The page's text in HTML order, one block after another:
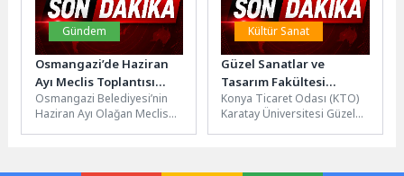
Gündem
Osmangazi’de Haziran
Ayı Meclis Toplantısı
Gerçekleşti
Osmangazi Belediyesi’nin
Haziran Ayı Olağan Meclis
Kültür Sanat
Güzel Sanatlar ve
Tasarım Fakültesi
Öğrencilerinin Projeleri,
Mezuniyet Sergisinde
Ziyaretçilerle Buluştu
Konya Ticaret Odası (KTO)
Karatay Üniversitesi Güzel